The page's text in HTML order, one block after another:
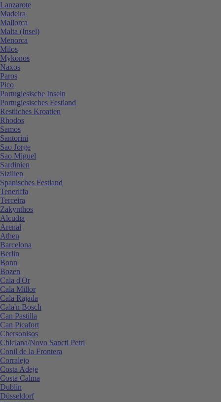
Lanzarote
Madeira
Mallorca
Malta (Insel)
Menorca
Milos
Mykonos
Naxos
Paros
Pico
Portugiesische Inseln
Portugiesisches Festland
Restliches Kroatien
Rhodos
Samos
Santorini
Sao Jorge
Sao Miguel
Sardinien
Sizilien
Spanisches Festland
Teneriffa
Terceira
Zakynthos
Alcudia
Arenal
Athen
Barcelona
Berlin
Bonn
Bozen
Cala d'Or
Cala Millor
Cala Rajada
Cala'n Bosch
Can Pastilla
Can Picafort
Chersonisos
Chiclana/Novo Sancti Petri
Conil de la Frontera
Corralejo
Costa Adeje
Costa Calma
Dublin
Düsseldorf